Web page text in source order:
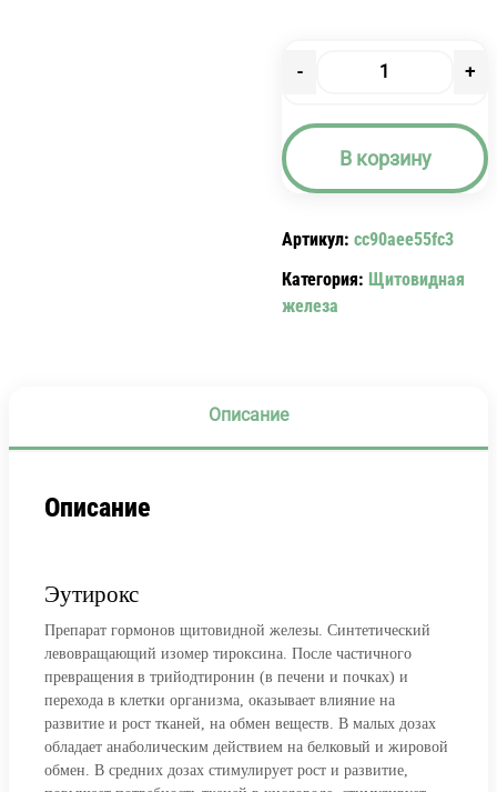
-
ЭУТИРОКС
ТАБ.25МКГ
#100
+
В корзину
Артикул: cc90aee55fc3
Категория: Щитовидная
железа
Описание
Описание
Эутирокс
Препарат гормонов щитовидной железы. Синтетический
левовращающий изомер тироксина. После частичного
превращения в трийодтиронин (в печени и почках) и
перехода в клетки организма, оказывает влияние на
развитие и рост тканей, на обмен веществ. В малых дозах
обладает анаболическим действием на белковый и жировой
обмен. В средних дозах стимулирует рост и развитие,